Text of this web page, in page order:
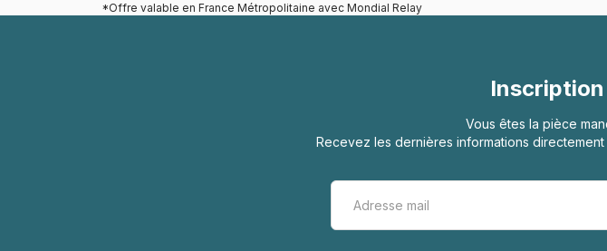
*Offre valable en France Métropolitaine avec Mondial Relay
Vous êtes la pièce
Recevez les dernières informations